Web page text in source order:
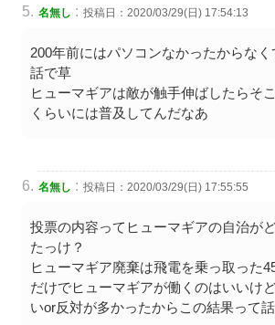
名無し : 投稿日：2020/03/29(日) 17:54:13
200年前にはパソコンなかったからな
話で草
ヒューマギアは敵が触手伸ばしたらそ
くらいには普及してんだなあ
名無し : 投稿日：2020/03/29(日) 17:55:55
投票の内容ってヒューマギアの自治が
たっけ？
ヒューマギア廃棄は飛電を乗っ取った
だけでヒューマギアが働くのはいいけ
いor反対が多かったからこの結果って